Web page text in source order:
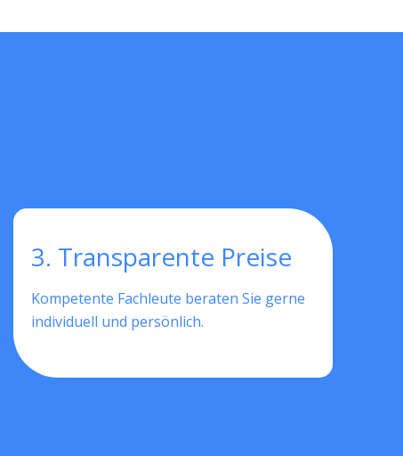
3. Transparente Preise
Kompetente Fachleute beraten Sie gerne
individuell und persönlich.